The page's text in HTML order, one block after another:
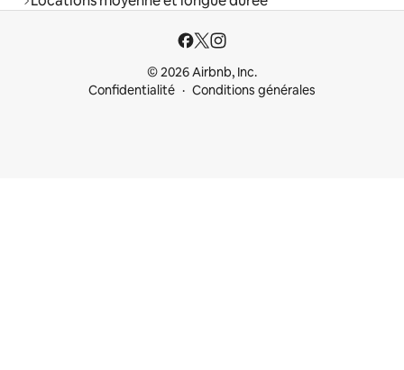
© 2026 Airbnb, Inc.
Confidentialité
Conditions générales